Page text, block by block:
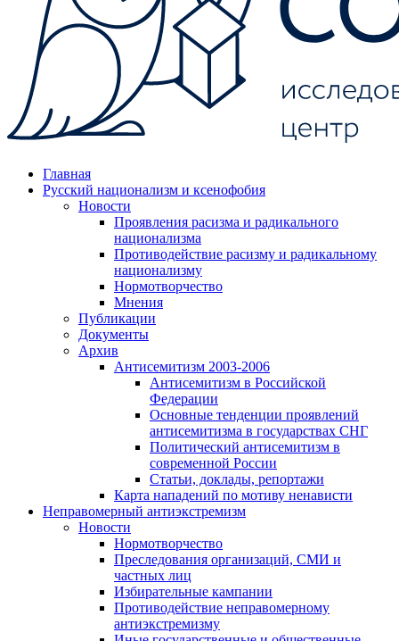
Главная
Русский национализм и ксенофобия
Новости
Проявления расизма и радикального
национализма
Противодействие расизму и радикальному
национализму
Нормотворчество
Мнения
Публикации
Документы
Архив
Антисемитизм 2003-2006
Антисемитизм в Российской
Федерации
Основные тенденции проявлений
антисемитизма в государствах СНГ
Политический антисемитизм в
современной России
Статьи, доклады, репортажи
Карта нападений по мотиву ненависти
Неправомерный антиэкстремизм
Новости
Нормотворчество
Преследования организаций, СМИ и
частных лиц
Избирательные кампании
Противодействие неправомерному
антиэкстремизму